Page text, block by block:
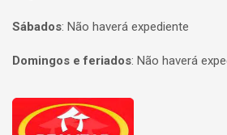
Sábados: Não haverá expediente
Domingos e feriados: Não haverá
Página inicial